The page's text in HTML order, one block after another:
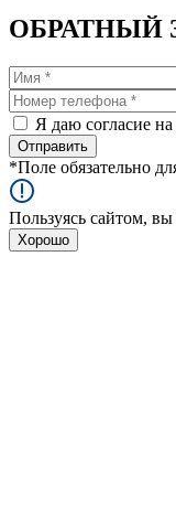
ОБРАТНЫЙ
Я даю согласие
*Поле обязательно
Пользуясь сайтом,
Хорошо